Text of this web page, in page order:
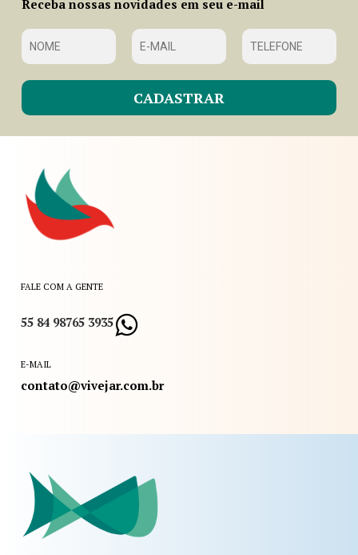
Receba nossas novidades em seu e-mail
FALE COM A GENTE
55 84 98765 3935
E-MAIL
contato@vivejar.com.br